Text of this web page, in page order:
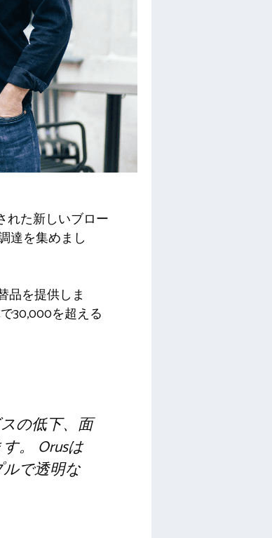
れた新しいブロー
達を集めまし
品を提供しま
30,000を超える
の低下、面
。 Orusは
で透明な